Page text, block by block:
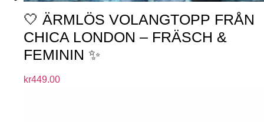
🤍 ÄRMLÖS VOLANGTOPP FRÅN
CHICA LONDON – FRÄSCH &
FEMININ ✨
kr449.00